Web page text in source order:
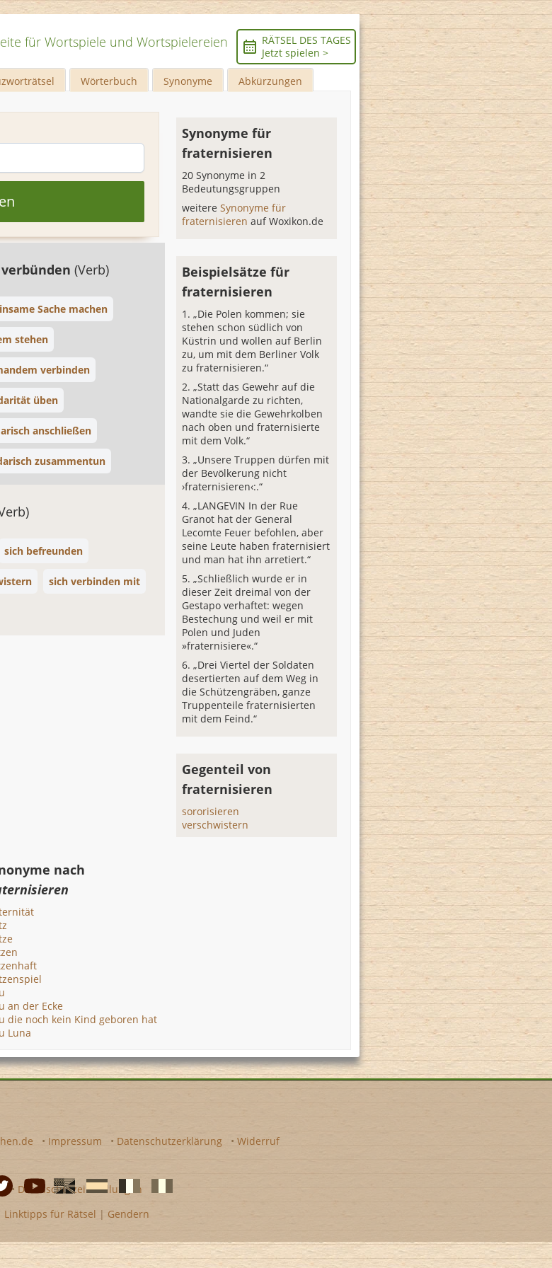
für Wortspiele und Wortspielereien
RÄTSEL DES TAGES
Jetzt spielen >
Wörterbuch Synonyme Abkürzungen
(Verb)
Sache machen
stehen
verbinden
üben
anschließen
zusammentun
sich befreunden
sich verbinden mit
Synonyme für
fraternisieren
20 Synonyme in 2
Bedeutungsgruppen
weitereSynonyme für
fraternisierenauf Woxikon.de
Beispielsätze für
fraternisieren
„Die Polen kommen; sie
stehen schon südlich von
Küstrin und wollen auf Berlin
zu, um mit dem Berliner Volk
zu fraternisieren.“
„Statt das Gewehr auf die
Nationalgarde zu richten,
wandte sie die Gewehrkolben
nach oben und fraternisierte
mit dem Volk.“
„Unsere Truppen dürfen mit
der Bevölkerung nicht
›fraternisieren‹:.“
„LANGEVIN In der Rue
Granot hat der General
Lecomte Feuer befohlen, aber
seine Leute haben fraternisiert
und man hat ihn arretiert.“
„Schließlich wurde er in
dieser Zeit dreimal von der
Gestapo verhaftet: wegen
Bestechung und weil er mit
Polen und Juden
»fraternisiere«.“
„Drei Viertel der Soldaten
desertierten auf dem Weg in
die Schützengräben, ganze
Truppenteile fraternisierten
mit dem Feind.“
Gegenteil von
fraternisieren
sororisieren
verschwistern
nach
an der Ecke
die noch kein Kind geboren hat
Luna
• Impressum • Datenschutzerklärung • Widerruf
• Datenschutzeinstellungen
YoutubeEnglische
wort-
Spanische
wort-
französiche
Kreuzworträtsel-
italienische
Kreuzworträtsel-
Linktipps für Rätsel | Gendern